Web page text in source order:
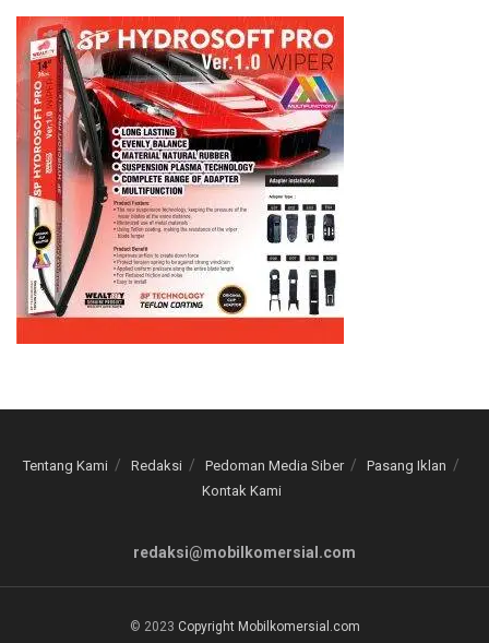
Tentang Kami Redaksi Pedoman Media Siber
Pasang Iklan
Kontak Kami
redaksi@mobilkomersial.com
© 2023 Copyright Mobilkomersial.com